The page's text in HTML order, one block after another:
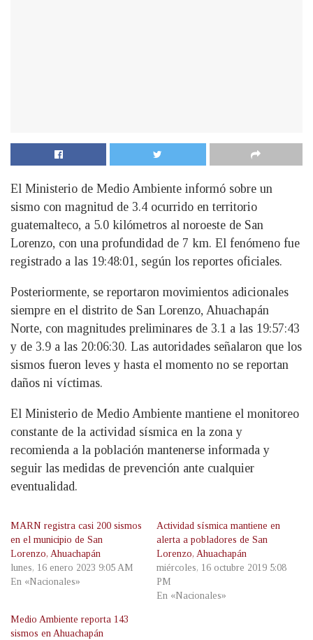
El Ministerio de Medio Ambiente informó sobre un
sismo con magnitud de 3.4 ocurrido en territorio
guatemalteco, a 5.0 kilómetros al noroeste de San
Lorenzo, con una profundidad de 7 km. El fenómeno fue
registrado a las 19:48:01, según los reportes oficiales.
Posteriormente, se reportaron movimientos adicionales
siempre en el distrito de San Lorenzo, Ahuachapán
Norte, con magnitudes preliminares de 3.1 a las 19:57:43
y de 3.9 a las 20:06:30. Las autoridades señalaron que los
sismos fueron leves y hasta el momento no se reportan
daños ni víctimas.
El Ministerio de Medio Ambiente mantiene el monitoreo
constante de la actividad sísmica en la zona y
recomienda a la población mantenerse informada y
seguir las medidas de prevención ante cualquier
eventualidad.
MARN registra casi 200 sismos
en el municipio de San
Lorenzo, Ahuachapán
lunes, 16 enero 2023 9:05 AM
En «Nacionales»
Actividad sísmica mantiene en
alerta a pobladores de San
Lorenzo, Ahuachapán
miércoles, 16 octubre 2019 5:08
PM
En «Nacionales»
Medio Ambiente reporta 143
sismos en Ahuachapán